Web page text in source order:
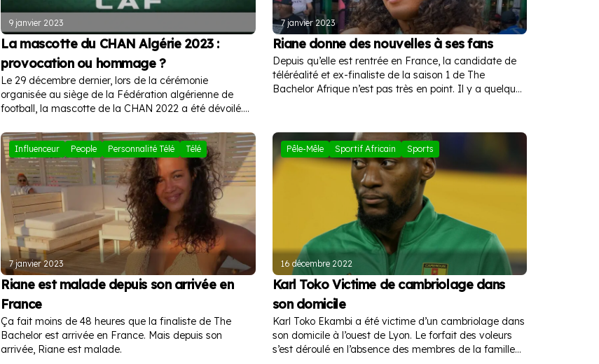
9 janvier 2023
La mascotte du CHAN Algérie 2023 :
provocation ou hommage ?
Le 29 décembre dernier, lors de la cérémonie
organisée au siège de la Fédération algérienne de
football, la mascotte de la CHAN 2022 a été dévoilé.
ou alors des provocations
7 janvier 2023
Riane donne des nouvelles à ses fans
Depuis qu’elle est rentrée en France, la candidate de
téléréalité et ex-finaliste de la saison 1 de The
Bachelor Afrique n’est pas très en point. Il y a quelques
Influenceur People Personnalité Télé Télé
7 janvier 2023
Riane est malade depuis son arrivée en
France
Ça fait moins de 48 heures que la finaliste de The
Bachelor est arrivée en France. Mais depuis son
arrivée, Riane est malade.
Pêle-Mêle Sportif Africain Sports
16 décembre 2022
Karl Toko Victime de cambriolage dans
son domicile
Karl Toko Ekambi a été victime d’un cambriolage dans
son domicile à l’ouest de Lyon. Le forfait des voleurs
s’est déroulé en l’absence des membres de la famille